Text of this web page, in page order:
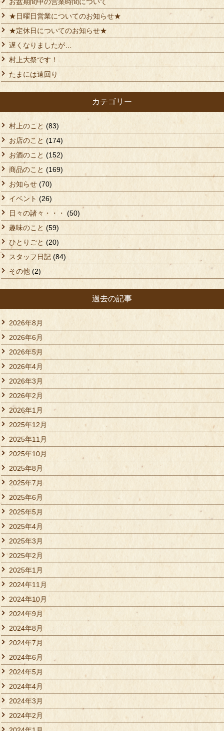
お盆期間中の営業時間について
★日曜日営業についてのお知らせ★
★定休日についてのお知らせ★
遅くなりましたが…
村上大祭です！
たまには遠回り
カテゴリー
村上のこと (83)
お店のこと (174)
お酒のこと (152)
商品のこと (169)
お知らせ (70)
イベント (26)
日々の諸々・・・ (50)
趣味のこと (59)
ひとりごと (20)
スタッフ日記 (84)
その他 (2)
過去の記事
2026年8月
2026年6月
2026年5月
2026年4月
2026年3月
2026年2月
2026年1月
2025年12月
2025年11月
2025年10月
2025年8月
2025年7月
2025年6月
2025年5月
2025年4月
2025年3月
2025年2月
2025年1月
2024年11月
2024年10月
2024年9月
2024年8月
2024年7月
2024年6月
2024年5月
2024年4月
2024年3月
2024年2月